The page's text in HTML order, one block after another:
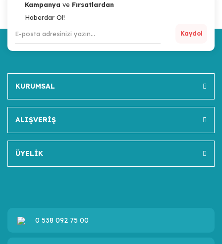
Kampanya ve Fırsatlardan
Haberdar Ol!
Kaydol
KURUMSAL
ALIŞVERİŞ
ÜYELİK
0 538 092 75 00